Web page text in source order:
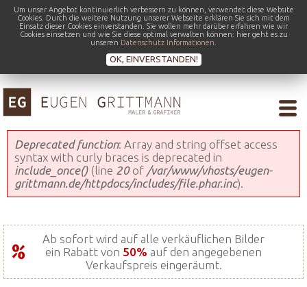
Um unser Angebot kontinuierlich verbessern zu können, verwendet diese Website
Cookies. Durch die weitere Nutzung unserer Webseite erklären Sie sich mit dem
Einsatz dieser Cookies einverstanden. Sie wollen mehr darüber erfahren wie wir
Cookies einsetzen und wie Sie diese optimal verwalten können: hier geht es zu
unseren Datenschutz Informationen
OK, EINVERSTANDEN!
Fehlermeldung
Deprecated function: Array and string offset access
syntax with curly braces is deprecated in
include_once()(line 20of /var/www/vhosts/eugen-
grittmann.de/httpdocs/includes/file.phar.inc).
Ab sofort wird auf alle verkäuflichen Bilder
ein Rabatt von 50% auf den angegebenen
Verkaufspreis eingeräumt.